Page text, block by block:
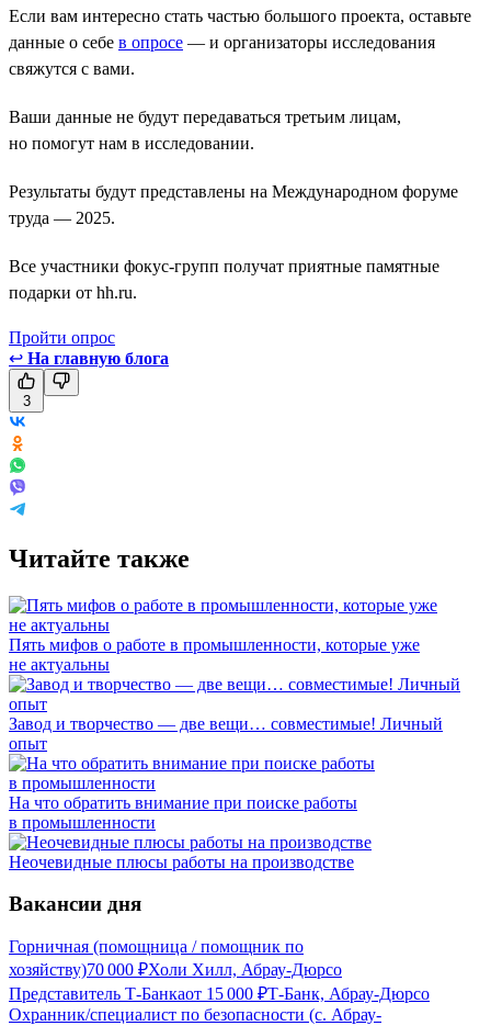
Если вам интересно стать частью большого проекта, оставьте
данные о себе в опросе — и организаторы исследования
свяжутся с вами.
Ваши данные не будут передаваться третьим лицам,
но помогут нам в исследовании.
Результаты будут представлены на Международном форуме
труда — 2025.
Все участники фокус-групп получат приятные памятные
подарки от hh.ru.
Пройти опрос
↩ На главную блога
3
Читайте также
Пять мифов о работе в промышленности, которые уже
не актуальны
Завод и творчество — две вещи… совместимые! Личный
опыт
На что обратить внимание при поиске работы
в промышленности
Неочевидные плюсы работы на производстве
Вакансии дня
Горничная (помощница / помощник по
хозяйству)70 000 ₽Холи Хилл, Абрау-Дюрсо
Представитель Т-Банкаот 15 000 ₽Т-Банк, Абрау-Дюрсо
Охранник/специалист по безопасности (с. Абрау-